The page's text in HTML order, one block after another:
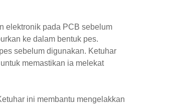
elektronik pada PCB sebelum
ke dalam bentuk pes.
sebelum digunakan. Ketuhar
memastikan ia melekat
ini membantu mengelakkan